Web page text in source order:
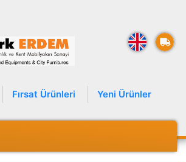
Fırsat Ürünleri Yeni Ürünler